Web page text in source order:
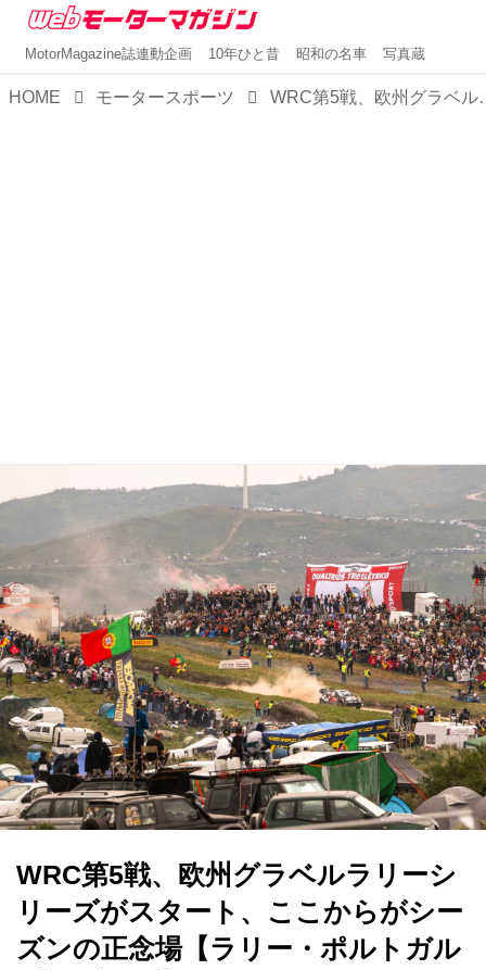
MotorMagazine誌連動企画 10年ひと昔 昭和の名車 写真蔵
HOME モータースポーツ WRC第5戦、欧州グラベルラリーシ
WRC第5戦、欧州グラベルラリーシ
リーズがスタート、ここからがシー
ズンの正念場【ラリー・ポルトガル